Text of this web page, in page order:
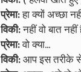
प्रेमा:हा क्यों अच्छा
विकी:नहीं वो बात नहीं
प्रेमा:वो क्या...
विकी:आप इस तरीके